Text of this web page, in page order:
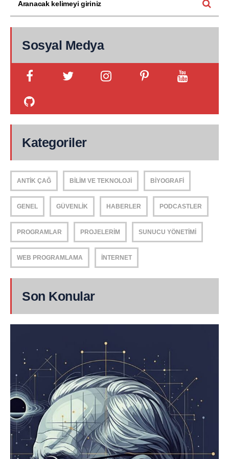
Sosyal Medya
Kategoriler
ANTIK ÇAĞ BILIM VE TEKNOLOJI BIYOGRAFI
GENEL GÜVENLIK HABERLER PODCASTLER
PROGRAMLAR PROJELERIM SUNUCU YÖNETIMI
WEB PROGRAMLAMA İNTERNET
Son Konular